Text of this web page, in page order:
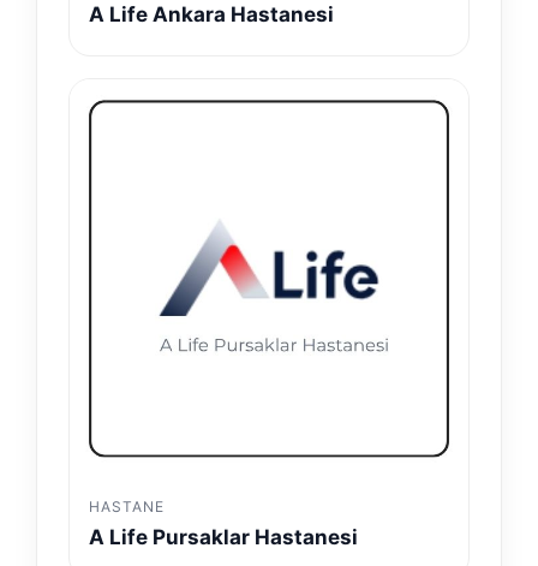
A Life Ankara Hastanesi
HASTANE
A Life Pursaklar Hastanesi